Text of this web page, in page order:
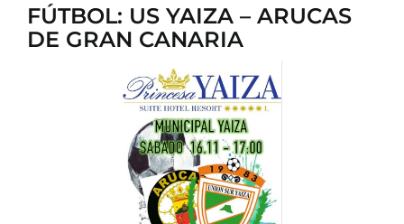
FÚTBOL: US YAIZA – ARUCAS
DE GRAN CANARIA